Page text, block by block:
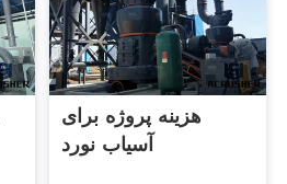
هزینه پروژه برای
آسیاب نورد